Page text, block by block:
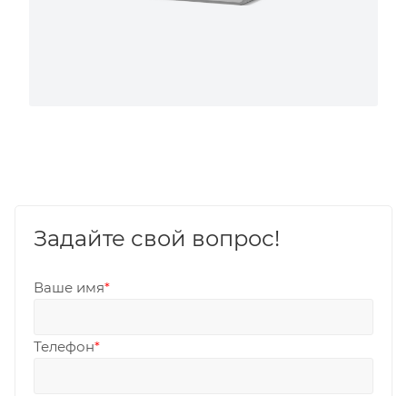
Задайте свой вопрос!
Ваше имя*
Телефон*